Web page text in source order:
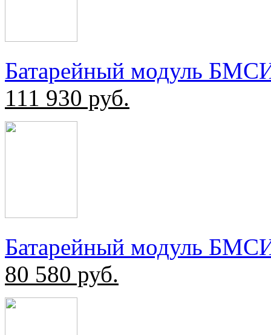
Батарейный модуль
111 930 руб.
Батарейный модуль
80 580 руб.